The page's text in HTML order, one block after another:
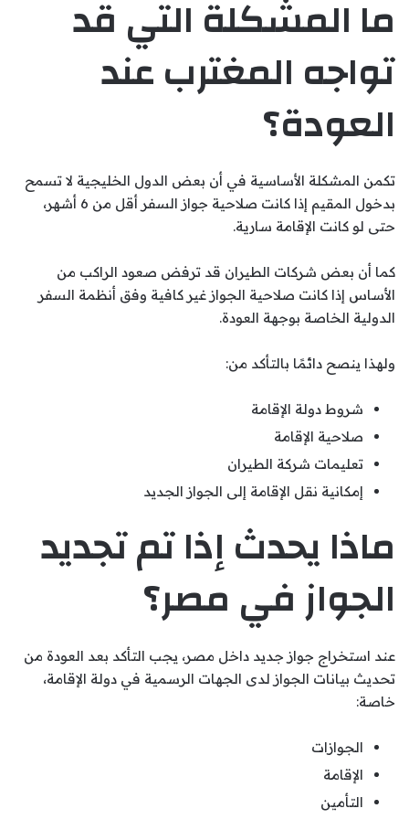
ما المشكلة التي قد
تواجه المغترب عند
العودة؟
تكمن المشكلة الأساسية في أن بعض الدول الخليجية لا تسمح
بدخول المقيم إذا كانت صلاحية جواز السفر أقل من 6 أشهر،
حتى لو كانت الإقامة سارية.
كما أن بعض شركات الطيران قد ترفض صعود الراكب من
الأساس إذا كانت صلاحية الجواز غير كافية وفق أنظمة السفر
الدولية الخاصة بوجهة العودة.
ولهذا ينصح دائمًا بالتأكد من:
شروط دولة الإقامة
صلاحية الإقامة
تعليمات شركة الطيران
إمكانية نقل الإقامة إلى الجواز الجديد
ماذا يحدث إذا تم تجديد
الجواز في مصر؟
عند استخراج جواز جديد داخل مصر، يجب التأكد بعد العودة من
تحديث بيانات الجواز لدى الجهات الرسمية في دولة الإقامة،
خاصة:
الجوازات
الإقامة
التأمين